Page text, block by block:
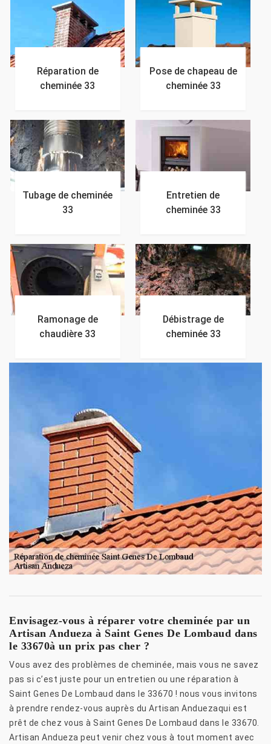
Réparation de
cheminée 33
Pose de chapeau de
cheminée 33
Tubage de cheminée
33
Entretien de
cheminée 33
Ramonage de
chaudière 33
Débistrage de
cheminée 33
Envisagez-vous à réparer votre cheminée par un
Artisan Andueza à Saint Genes De Lombaud dans
le 33670à un prix pas cher ?
Vous avez des problèmes de cheminée, mais vous ne savez
pas si c’est juste pour un entretien ou une réparation à
Saint Genes De Lombaud dans le 33670 ! nous vous invitons
à prendre rendez-vous auprès du Artisan Anduezaqui est
prêt de chez vous à Saint Genes De Lombaud dans le 33670.
Artisan Andueza peut venir chez vous à tout moment avec